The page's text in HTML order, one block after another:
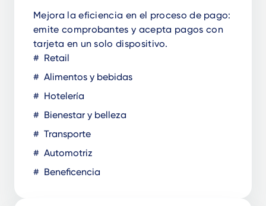
Mejora la eficiencia en el proceso de pago:
emite comprobantes y acepta pagos con
tarjeta en un solo dispositivo.
Retail
Alimentos y bebidas
Hotelería
Bienestar y belleza
Transporte
Automotriz
Beneficencia